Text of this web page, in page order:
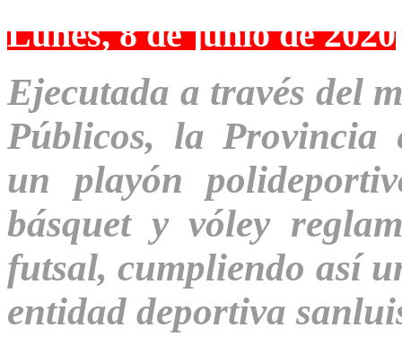
Lunes, 8 de junio de 2020
Ejecutada a través del
Públicos, la Provincia
un playón
básquet y vóley
futsal, cumpliendo así
entidad deportiva